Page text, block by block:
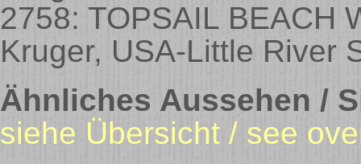
2758: TOPSAIL BEACH
Kruger, USA-Little River
Ähnliches Aussehen /
siehe Übersicht / see